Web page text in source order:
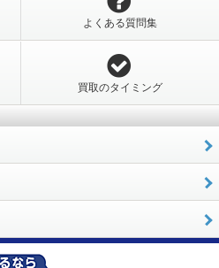
よくある質問集
買取のタイミング